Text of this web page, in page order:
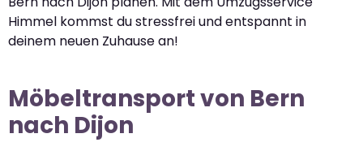
Himmel kommst du stressfrei und entspannt in
deinem neuen Zuhause an!
Möbeltransport von Bern
nach Dijon